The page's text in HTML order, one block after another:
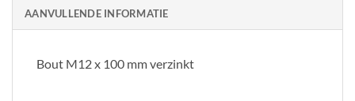
AANVULLENDE INFORMATIE
Bout M12 x 100 mm verzinkt